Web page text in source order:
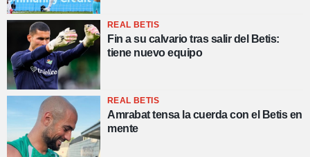
REAL BETIS
Fin a su calvario tras salir del Betis:
tiene nuevo equipo
REAL BETIS
Amrabat tensa la cuerda con el Betis en
mente